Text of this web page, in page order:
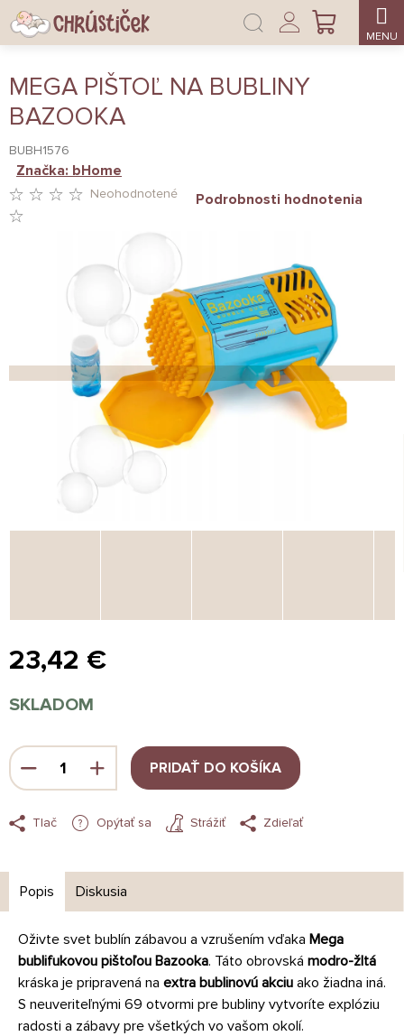
Prejsť
na
obsah
NÁKUPNÝ
Prihlásenie
MEGA PIŠTOĽ NA BUBLINY
BAZOOKA
BUBH1576
HVIEZDIČIEK.
Neohodnotené Podrobnosti hodnotenia
Značka: bHome
23,42 €
cena:
SKLADOM
PRIDAŤ DO KOŠÍKA
Tlač Opýtať sa Strážiť Zdieľať
Popis Diskusia
Oživte svet bublín zábavou a vzrušením vďaka Mega
bublifukovou pištoľou Bazooka. Táto obrovská modro-žltá
kráska je pripravená na extra bublinovú akciu ako žiadna iná.
S neuveriteľnými 69 otvormi pre bubliny vytvoríte explóziu
radosti a zábavy pre všetkých vo vašom okolí.